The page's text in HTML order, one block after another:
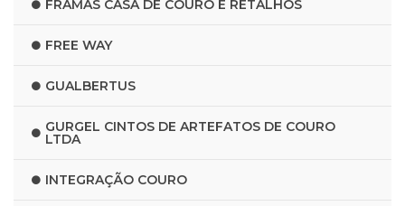
FRAMAS CASA DE COURO E RETALHOS
FREE WAY
GUALBERTUS
GURGEL CINTOS DE ARTEFATOS DE COURO
LTDA
INTEGRAÇÃO COURO